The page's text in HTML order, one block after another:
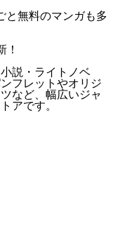
と無料のマンガも多
！
説・ライトノベ
フレットやオリジ
など、幅広いジャ
アです。